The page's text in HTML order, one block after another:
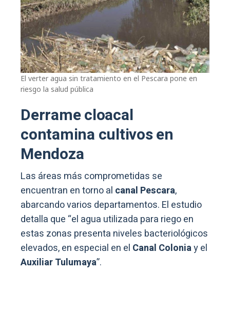
El verter agua sin tratamiento en el Pescara pone en
riesgo la salud pública
Derrame cloacal
contamina cultivos en
Mendoza
Las áreas más comprometidas se
encuentran en torno al canal Pescara,
abarcando varios departamentos. El estudio
detalla que “el agua utilizada para riego en
estas zonas presenta niveles bacteriológicos
elevados, en especial en el Canal Coloniay el
Auxiliar Tulumaya”.